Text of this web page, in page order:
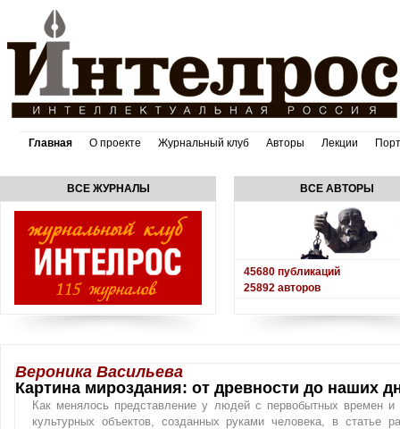
Главная О проекте Журнальный клуб Авторы Лекции
ВСЕ ЖУРНАЛЫ ВСЕ АВТОРЫ
45680 публикаций
25892 авторов
Вероника Васильева
Картина мироздания: от древности до наших
Как менялось представление у людей с первобытных времен
культурных объектов, созданных руками человека, в статье